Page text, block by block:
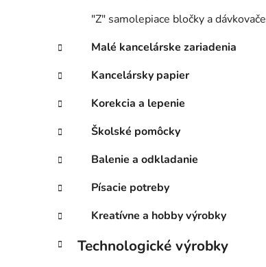
"Z" samolepiace bločky a dávkovače
Malé kancelárske zariadenia
Kancelársky papier
Korekcia a lepenie
Školské pomôcky
Balenie a odkladanie
Písacie potreby
Kreatívne a hobby výrobky
Technologické výrobky